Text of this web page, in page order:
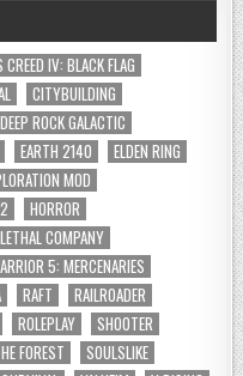
IV: BLACK FLAG
CITYBUILDING
DEEP ROCK GALACTIC
EARTH 2140
ELDEN RING
MOD
HORROR
LETHAL COMPANY
5: MERCENARIES
RAFT
RAILROADER
ROLEPLAY
SHOOTER
FOREST
SOULSLIKE